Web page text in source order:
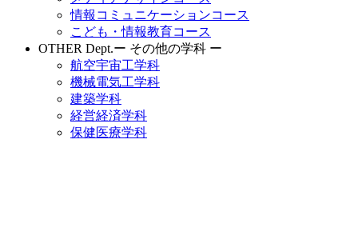
情報コミュニケーションコース
こども・情報教育コース
OTHER Dept.ー その他の学科 ー
航空宇宙工学科
機械電気工学科
建築学科
経営経済学科
保健医療学科